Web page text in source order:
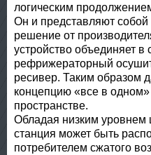
логическим
Он и представляют
решение от
устройство объединяет в
рефрижераторный
ресивер. Таким образом
концепцию «все в
пространстве.
Обладая низким уровнем
станция может быть
потребителем сжатого